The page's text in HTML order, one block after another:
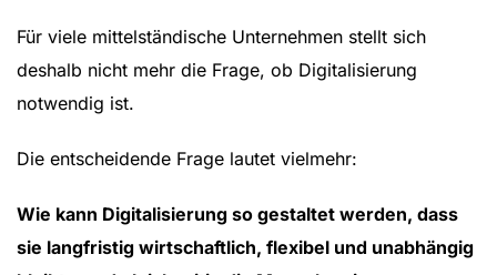
Für viele mittelständische Unternehmen stellt sich
deshalb nicht mehr die Frage, ob Digitalisierung
notwendig ist.
Die entscheidende Frage lautet vielmehr:
Wie kann Digitalisierung so gestaltet werden, dass
sie langfristig wirtschaftlich, flexibel und unabhängig